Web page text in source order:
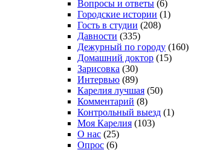
Вопросы и ответы (6)
Городские истории (1)
Гость в студии (208)
Давности (335)
Дежурный по городу (160)
Домашний доктор (15)
Зарисовка (30)
Интервью (89)
Карелия лучшая (50)
Комментарий (8)
Контрольный выезд (1)
Моя Карелия (103)
О нас (25)
Опрос (6)